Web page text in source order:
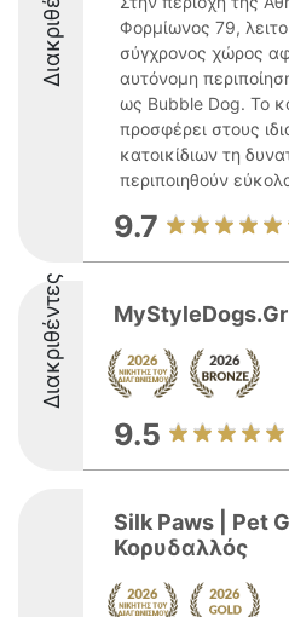
Φορμίωνος 79,
σύγχρονος χώρος
αυτόνομη
ως Bubble Dog. Το
προσφέρει στους
κατοικίδιων τη
περιποιηθούν
9.7
Διακριθέντες
9.5
Silk Paws | Pet
Κορυδαλλός